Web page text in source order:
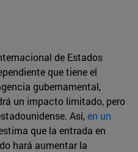
de Estados
que tiene el
gubernamental,
un impacto limitado, pero
Así,en un
que la entrada en
hará aumentar la